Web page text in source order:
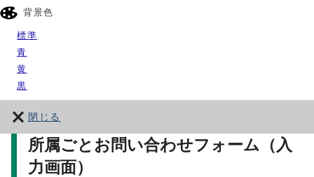
背景色
標準
青
黄
黒
閉じる
所属ごとお問い合わせフォーム（入
力画面）